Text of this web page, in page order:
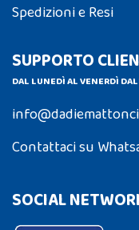
Spedizioni e Resi
SUPPORTO
DAL LUNEDÌ AL VENERDÌ
Contattaci su
SOCIAL